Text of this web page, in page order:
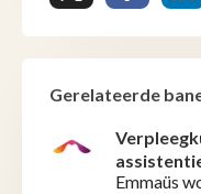
Gerelateerde
Emmaüs